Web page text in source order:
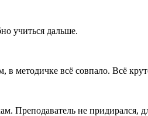
учиться дальше.
методичке всё совпало. Всё
Преподаватель не придирался,